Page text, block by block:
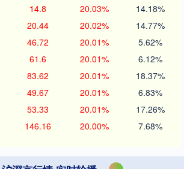
14.8 20.03% 14.18%
20.44 20.02% 14.77%
46.72 20.01% 5.62%
61.6 20.01% 6.12%
83.62 20.01% 18.37%
49.67 20.01% 6.83%
53.33 20.01% 17.26%
146.16 20.00% 7.68%